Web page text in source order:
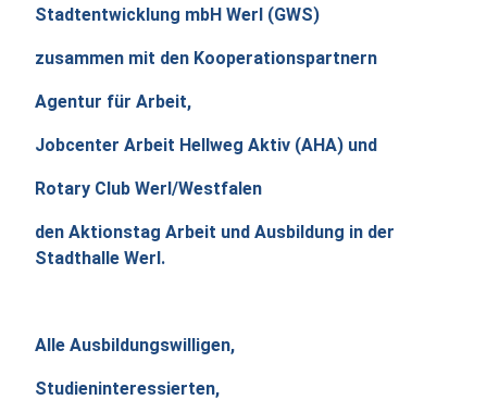
Stadtentwicklung mbH Werl (GWS)
zusammen mit den Kooperationspartnern
Agentur für Arbeit,
Jobcenter Arbeit Hellweg Aktiv (AHA) und
Rotary Club Werl/Westfalen
den Aktionstag Arbeit und Ausbildung in der
Stadthalle Werl.
Alle Ausbildungswilligen,
Studieninteressierten,